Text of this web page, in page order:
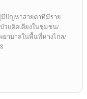
ปัญหาสายตาที่มีราย
วยติดเตียงในชุมชน/
ยาบาลในพื้นที่ห่างไกล/